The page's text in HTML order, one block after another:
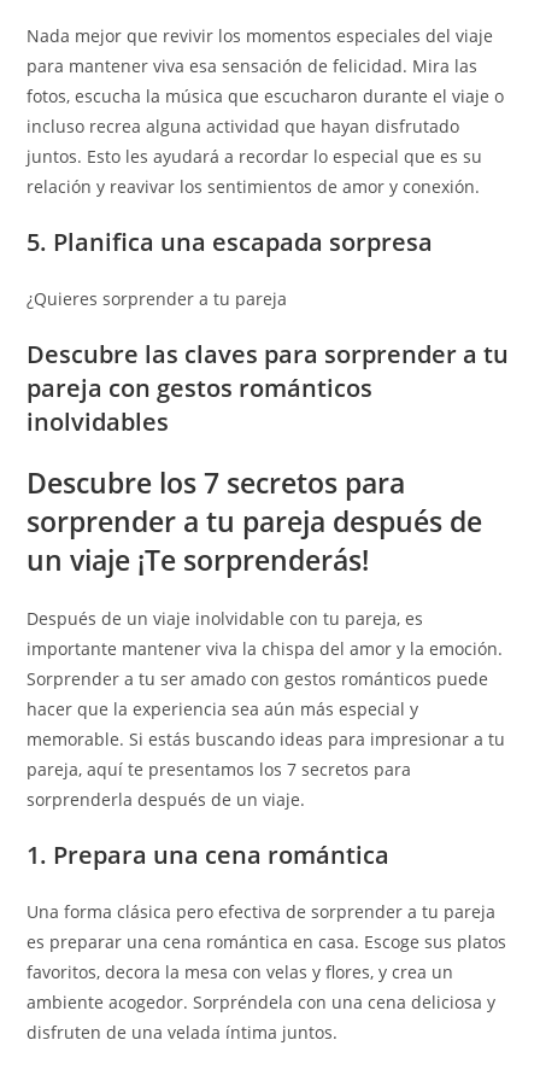
Nada mejor que revivir los momentos especiales del viaje
para mantener viva esa sensación de felicidad. Mira las
fotos, escucha la música que escucharon durante el viaje o
incluso recrea alguna actividad que hayan disfrutado
juntos. Esto les ayudará a recordar lo especial que es su
relación y reavivar los sentimientos de amor y conexión.
5. Planifica una escapada sorpresa
¿Quieres sorprender a tu pareja
Descubre las claves para sorprender a tu
pareja con gestos románticos
inolvidables
Descubre los 7 secretos para
sorprender a tu pareja después de
un viaje ¡Te sorprenderás!
Después de un viaje inolvidable con tu pareja, es
importante mantener viva la chispa del amor y la emoción.
Sorprender a tu ser amado con gestos románticos puede
hacer que la experiencia sea aún más especial y
memorable. Si estás buscando ideas para impresionar a tu
pareja, aquí te presentamos los 7 secretos para
sorprenderla después de un viaje.
1. Prepara una cena romántica
Una forma clásica pero efectiva de sorprender a tu pareja
es preparar una cena romántica en casa. Escoge sus platos
favoritos, decora la mesa con velas y flores, y crea un
ambiente acogedor. Sorpréndela con una cena deliciosa y
disfruten de una velada íntima juntos.